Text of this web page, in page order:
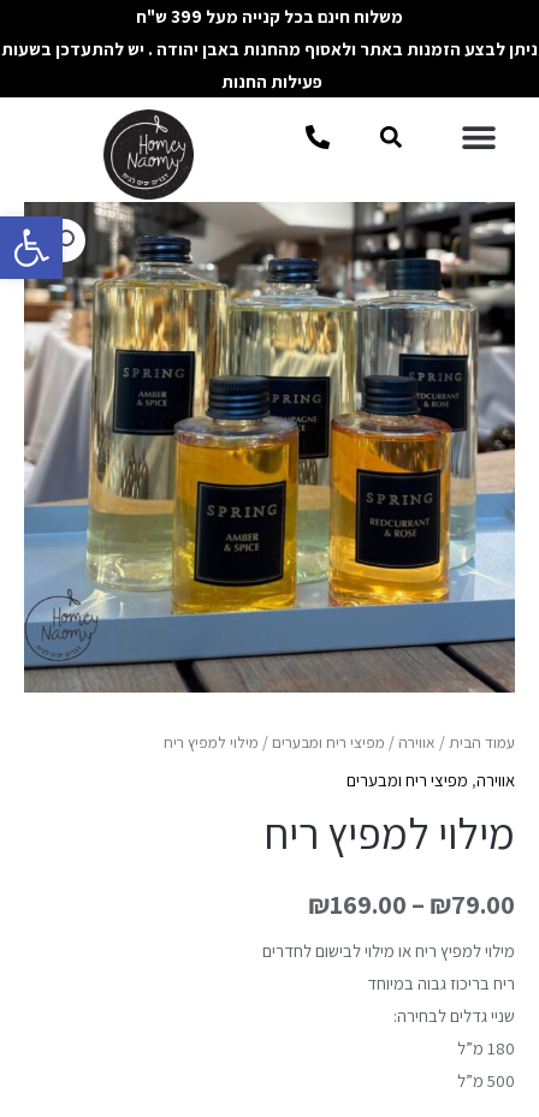
פתח
לתוכן
משלוח חינם בכל קנייה מעל 399 ש"ח
ניתן לבצע הזמנות באתר ולאסוף מהחנות באבן יהודה . יש להתעדכן בשעות
פעילות החנות
תפריטחיפוש
עמוד הבית/ אווירה / מפיצי ריח ומבערים / מילוי למפיץ ריח
אווירה, מפיצי ריח ומבערים
מילוי למפיץ ריח
₪79.00
–
₪169.00
מילוי למפיץ ריח או מילוי לבישום לחדרים
ריח בריכוז גבוה במיוחד
שניי גדלים לבחירה:
180 מ”ל
500 מ”ל
כמות
של
מילוי
למפיץ
ריח